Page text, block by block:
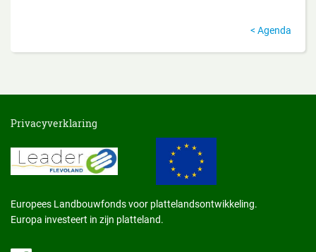
Agenda
Privacyverklaring
Europees Landbouwfonds voor plattelandsontwikkeling.
Europa investeert in zijn platteland.